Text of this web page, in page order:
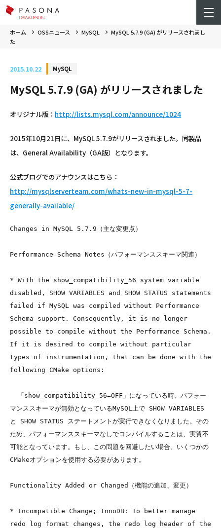
ホーム OSSニュース MySQL
MySQL 5.7.9 (GA) がリリースされまし
た
2015.10.22 MySQL
MySQL 5.7.9 (GA) がリリースされました
オリジナル版： http://lists.mysql.com/announce/1024
2015年10月21日に、MySQL 5.7.9がリリースされました。同製品
は、General Availability（GA版）となります。
公式ブログでのアナウンスはこちら：
http://mysqlserverteam.com/whats-new-in-mysql-5-7-
generally-available/
Changes in MySQL 5.7.9（主な変更点）
Performance Schema Notes（パフォーマンススキーマ関連）
* With the show_compatibility_56 system variable
disabled, SHOW VARIABLES and SHOW STATUS statements
failed if MySQL was compiled without Performance
Schema support. Consequently, it is no longer
possible to compile without the Performance Schema.
If it is desired to compile without particular
types of instrumentation, that can be done with the
following CMake options:
マンススキーマが無効となっているMySQL上で SHOW VARIABLES
と SHOW STATUS ステートメントが実行できなくなりました。その
ため、パフォーマンススキーマなしでコンパイルすることは、実質不
可能となっています。もし、この問題を回避したい場合、いくつかの
CMakeオプションを使用する必要があります。
Functionality Added or Changed（機能の追加、変更）
* Incompatible Change; InnoDB: To better manage
redo log format changes, the redo log header of the